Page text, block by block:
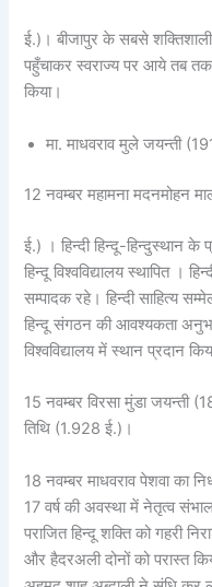
ई.)। बीजापुर के सबसे
पहुँचाकर स्वराज्य पर आये तब
किया।
मा. माधवराव मुले जयन्ती
12 नवम्बर महामना मदनमोहन
ई.) । हिन्दी हिन्दू-हिन्दुस्थान
हिन्दू विश्वविद्यालय स्थापित ।
सम्पादक रहे। हिन्दी साहित्य
हिन्दू संगठन की आवश्यकता
विश्वविद्यालय में स्थान प्रदान
15 नवम्बर विरसा मुंडा जयन्ती
तिथि (1.928 ई.)।
18 नवम्बर माधवराव पेशवा का
17 वर्ष की अवस्था में नेतृत्व
पराजित हिन्दू शक्ति को गहरी
और हैदरअली दोनों को परास्त